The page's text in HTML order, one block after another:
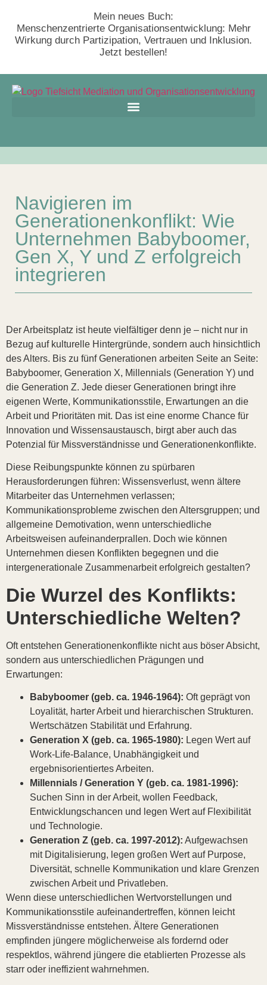
Mein neues Buch:
Menschenzentrierte Organisationsentwicklung: Mehr
Wirkung durch Partizipation, Vertrauen und Inklusion.
Jetzt bestellen!
Navigieren im
Generationenkonflikt: Wie
Unternehmen Babyboomer,
Gen X, Y und Z erfolgreich
integrieren
Der Arbeitsplatz ist heute vielfältiger denn je – nicht nur in
Bezug auf kulturelle Hintergründe, sondern auch hinsichtlich
des Alters. Bis zu fünf Generationen arbeiten Seite an Seite:
Babyboomer, Generation X, Millennials (Generation Y) und
die Generation Z. Jede dieser Generationen bringt ihre
eigenen Werte, Kommunikationsstile, Erwartungen an die
Arbeit und Prioritäten mit. Das ist eine enorme Chance für
Innovation und Wissensaustausch, birgt aber auch das
Potenzial für Missverständnisse und Generationenkonflikte.
Diese Reibungspunkte können zu spürbaren
Herausforderungen führen: Wissensverlust, wenn ältere
Mitarbeiter das Unternehmen verlassen;
Kommunikationsprobleme zwischen den Altersgruppen; und
allgemeine Demotivation, wenn unterschiedliche
Arbeitsweisen aufeinanderprallen. Doch wie können
Unternehmen diesen Konflikten begegnen und die
intergenerationale Zusammenarbeit erfolgreich gestalten?
Die Wurzel des Konflikts:
Unterschiedliche Welten?
Oft entstehen Generationenkonflikte nicht aus böser Absicht,
sondern aus unterschiedlichen Prägungen und
Erwartungen:
Babyboomer (geb. ca. 1946-1964): Oft geprägt von
Loyalität, harter Arbeit und hierarchischen Strukturen.
Wertschätzen Stabilität und Erfahrung.
Generation X (geb. ca. 1965-1980): Legen Wert auf
Work-Life-Balance, Unabhängigkeit und
ergebnisorientiertes Arbeiten.
Millennials / Generation Y (geb. ca. 1981-1996):
Suchen Sinn in der Arbeit, wollen Feedback,
Entwicklungschancen und legen Wert auf Flexibilität
und Technologie.
Generation Z (geb. ca. 1997-2012): Aufgewachsen
mit Digitalisierung, legen großen Wert auf Purpose,
Diversität, schnelle Kommunikation und klare Grenzen
zwischen Arbeit und Privatleben.
Wenn diese unterschiedlichen Wertvorstellungen und
Kommunikationsstile aufeinandertreffen, können leicht
Missverständnisse entstehen. Ältere Generationen
empfinden jüngere möglicherweise als fordernd oder
respektlos, während jüngere die etablierten Prozesse als
starr oder ineffizient wahrnehmen.